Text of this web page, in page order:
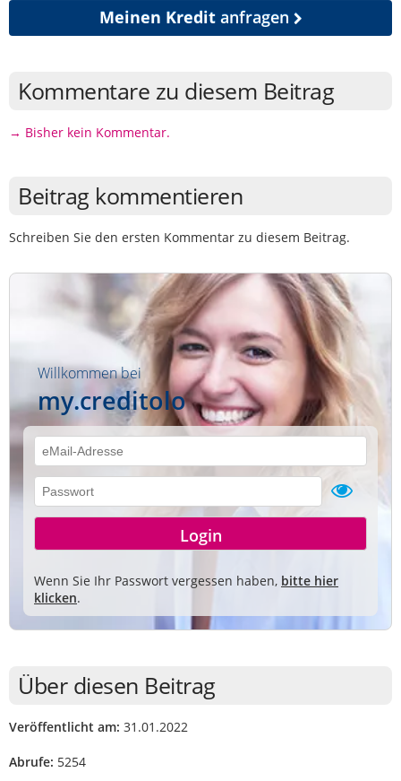
Meinen Kreditanfragen
Kommentare zu diesem Beitrag
→ Bisher kein Kommentar.
Beitrag kommentieren
Schreiben Sie den ersten Kommentar zu diesem Beitrag.
Willkommen bei
my.creditolo
Wenn Sie Ihr Passwort vergessen haben, bitte hier
klicken.
Über diesen Beitrag
Veröffentlicht am: 31.01.2022
Abrufe: 5254